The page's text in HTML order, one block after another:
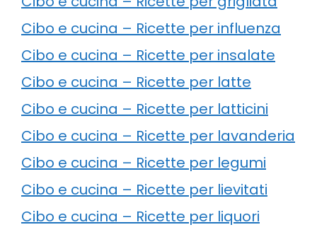
Cibo e cucina – Ricette per influenza
Cibo e cucina – Ricette per insalate
Cibo e cucina – Ricette per latte
Cibo e cucina – Ricette per latticini
Cibo e cucina – Ricette per lavanderia
Cibo e cucina – Ricette per legumi
Cibo e cucina – Ricette per lievitati
Cibo e cucina – Ricette per liquori